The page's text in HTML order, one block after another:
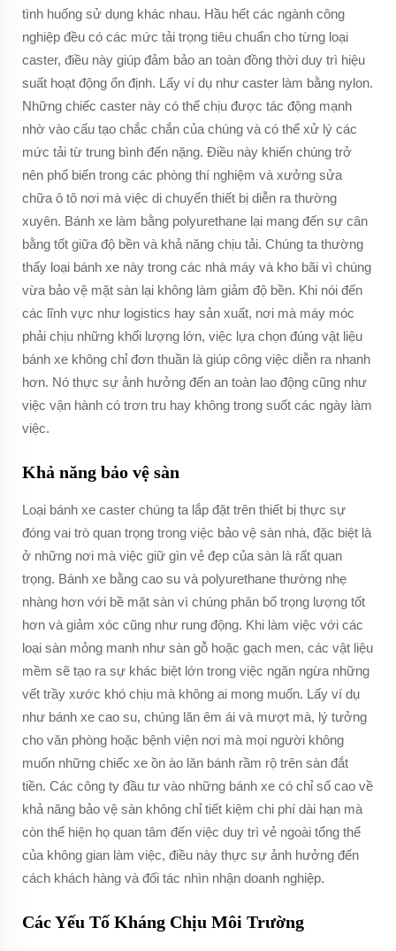
tình huống sử dụng khác nhau. Hầu hết các ngành công
nghiệp đều có các mức tải trọng tiêu chuẩn cho từng loại
caster, điều này giúp đảm bảo an toàn đồng thời duy trì hiệu
suất hoạt động ổn định. Lấy ví dụ như caster làm bằng nylon.
Những chiếc caster này có thể chịu được tác động mạnh
nhờ vào cấu tạo chắc chắn của chúng và có thể xử lý các
mức tải từ trung bình đến nặng. Điều này khiến chúng trở
nên phổ biến trong các phòng thí nghiệm và xưởng sửa
chữa ô tô nơi mà việc di chuyển thiết bị diễn ra thường
xuyên. Bánh xe làm bằng polyurethane lại mang đến sự cân
bằng tốt giữa độ bền và khả năng chịu tải. Chúng ta thường
thấy loại bánh xe này trong các nhà máy và kho bãi vì chúng
vừa bảo vệ mặt sàn lại không làm giảm độ bền. Khi nói đến
các lĩnh vực như logistics hay sản xuất, nơi mà máy móc
phải chịu những khối lượng lớn, việc lựa chọn đúng vật liệu
bánh xe không chỉ đơn thuần là giúp công việc diễn ra nhanh
hơn. Nó thực sự ảnh hưởng đến an toàn lao động cũng như
việc vận hành có trơn tru hay không trong suốt các ngày làm
việc.
Khả năng bảo vệ sàn
Loại bánh xe caster chúng ta lắp đặt trên thiết bị thực sự
đóng vai trò quan trọng trong việc bảo vệ sàn nhà, đặc biệt là
ở những nơi mà việc giữ gìn vẻ đẹp của sàn là rất quan
trọng. Bánh xe bằng cao su và polyurethane thường nhẹ
nhàng hơn với bề mặt sàn vì chúng phân bổ trọng lượng tốt
hơn và giảm xóc cũng như rung động. Khi làm việc với các
loại sàn mỏng manh như sàn gỗ hoặc gạch men, các vật liệu
mềm sẽ tạo ra sự khác biệt lớn trong việc ngăn ngừa những
vết trầy xước khó chịu mà không ai mong muốn. Lấy ví dụ
như bánh xe cao su, chúng lăn êm ái và mượt mà, lý tưởng
cho văn phòng hoặc bệnh viện nơi mà mọi người không
muốn những chiếc xe ồn ào lăn bánh rầm rộ trên sàn đắt
tiền. Các công ty đầu tư vào những bánh xe có chỉ số cao về
khả năng bảo vệ sàn không chỉ tiết kiệm chi phí dài hạn mà
còn thể hiện họ quan tâm đến việc duy trì vẻ ngoài tổng thể
của không gian làm việc, điều này thực sự ảnh hưởng đến
cách khách hàng và đối tác nhìn nhận doanh nghiệp.
Các Yếu Tố Kháng Chịu Môi Trường